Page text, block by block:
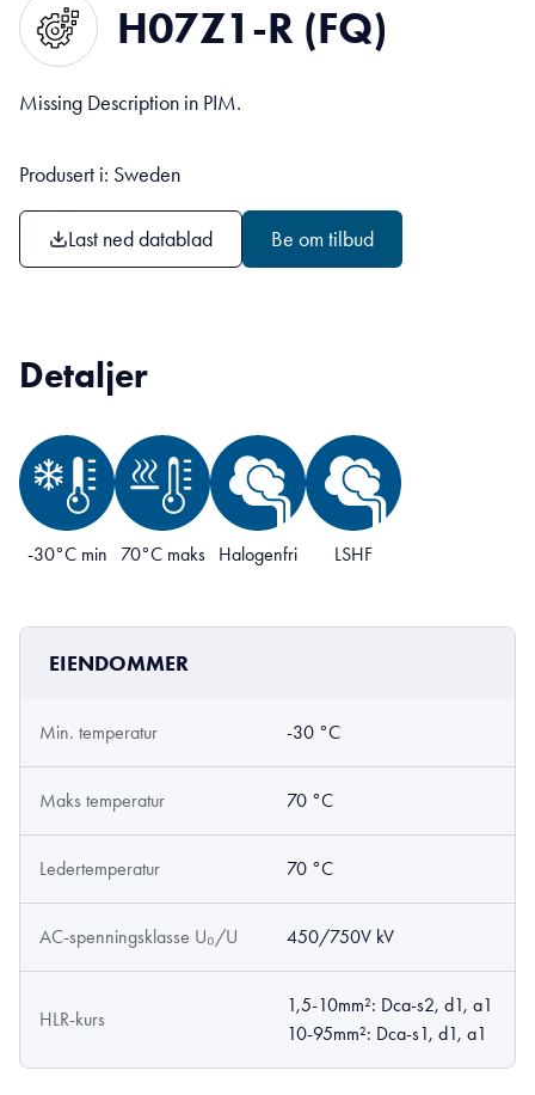
H07Z1-R (FQ)
Missing Description in PIM.
Produsert i: Sweden
Last ned datablad Be om tilbud
Detaljer
-30°C min 70°C maks Halogenfri LSHF
EIENDOMMER
Min. temperatur -30 °C
Maks temperatur 70 °C
Ledertemperatur 70 °C
AC-spenningsklasse U₀/U 450/750V kV
HLR-kurs
1,5-10mm²: Dca-s2, d1, a1
10-95mm²: Dca-s1, d1, a1